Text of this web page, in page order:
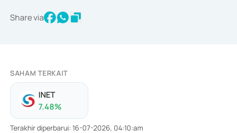
Share via
SAHAM TERKAIT
INET
7.48%
Terakhir diperbarui: 16-07-2026, 04:10:am